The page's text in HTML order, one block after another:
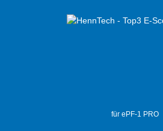
für ePF-1 PRO